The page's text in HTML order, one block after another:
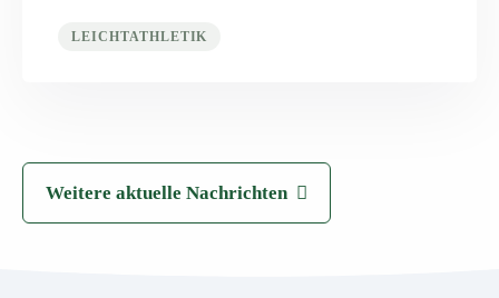
LEICHTATHLETIK
Weitere aktuelle Nachrichten